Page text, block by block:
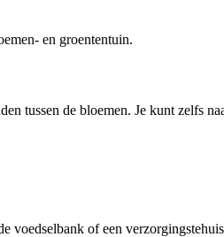
en groententuin.
tussen de bloemen. Je kunt zelfs
voedselbank of een